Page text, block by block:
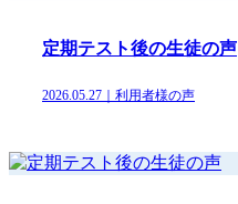
定期テスト後の生徒の声
2026.05.27｜利用者様の声